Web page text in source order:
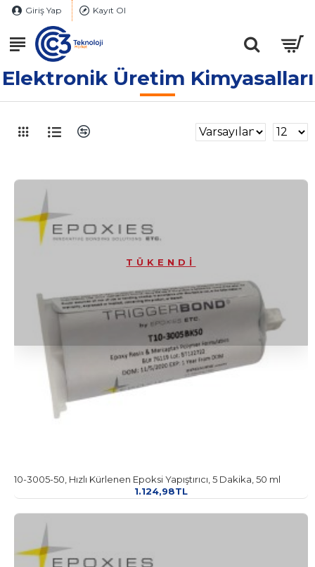
Giriş Yap Kayıt Ol
Elektronik Üretim Kimyasalları
TÜKENDI
10-3005-50, Hızlı Kürlenen Epoksi Yapıştırıcı, 5 Dakika, 50 ml
1.124,98TL